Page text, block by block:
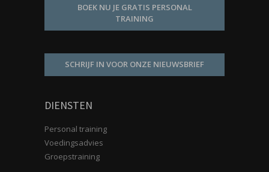
BOEK NU JE GRATIS PERSONAL
TRAINING
SCHRIJF IN VOOR ONZE NIEUWSBRIEF
DIENSTEN
Personal training
Voedingsadvies
Groepstraining